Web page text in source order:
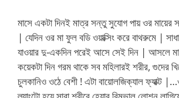
মাসে একটা দিনই মাত্র সন্তু সুযোগ পায় ওর মায়ের
| যেদিন ওর মা ফুল বডি ওয়াক্সিং করে বাথরুমে |
যাওয়ার দু-একদিন পরেই আসে সেই দিন | আসলে
কয়েকটা দিন গরম থাকে সব মহিলারই শরীর, গুদের
চুলকানিও ওঠে বেশী ! এটা বায়োলজিক্যাল ফ্যাক্ট